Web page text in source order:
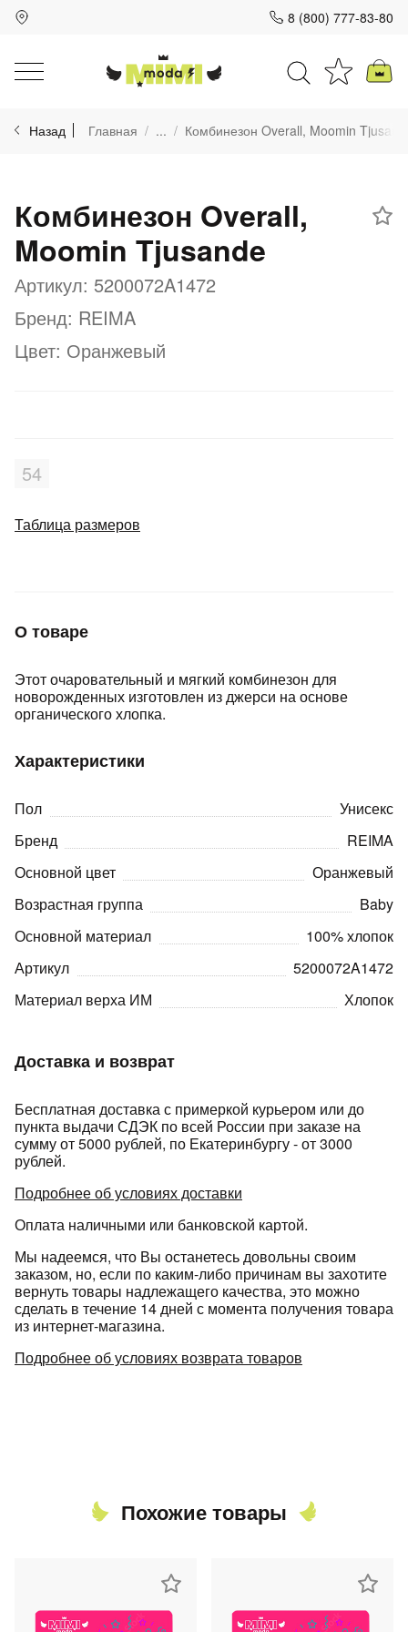
8 (800) 777-83-80
Назад Главная ... Комбинезон Overall, Moomin
Комбинезон Overall,
Moomin Tjusande
Артикул: 5200072A1472
Бренд: REIMA
Цвет: Оранжевый
54
Таблица размеров
Доставка и возврат
Бесплатная доставка с примеркой курьером или до
пункта выдачи СДЭК по всей России при заказе на
сумму от 5000 рублей, по Екатеринбургу - от 3000
рублей.
Подробнее об условиях доставки
Оплата наличными или банковской картой.
Мы надеемся, что Вы останетесь довольны своим
заказом, но, если по каким-либо причинам вы захотите
вернуть товары надлежащего качества, это можно
сделать в течение 14 дней с момента получения товара
из интернет-магазина.
Подробнее об условиях возврата товаров
О товаре
Этот очаровательный и мягкий комбинезон для
новорожденных изготовлен из джерси на основе
органического хлопка.
Характеристики
Пол
Унисекс
Бренд
REIMA
Основной цвет
Оранжевый
Возрастная группа
Baby
Основной материал
100% хлопок
Артикул
5200072A1472
Материал верха ИМ
Хлопок
Похожие товары
Для клиентов всех банков
Разбейте
без переплат
График платежей
Сегодня
Оплачивайте сегодня только
выбранный способом
Оставшиеся75% будут
списываться с вашей карты
Подробнее
об оплате Плайтом
25
недели
раз в 2 недели
Остались вопросы?
plait.ru